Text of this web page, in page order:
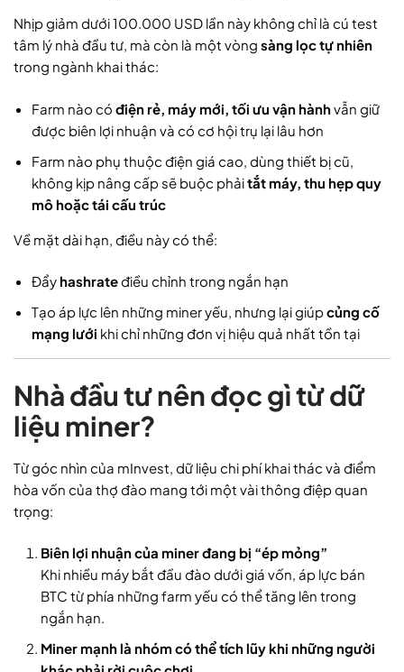
Nhịp giảm dưới 100.000 USD lần này không chỉ là cú test
tâm lý nhà đầu tư, mà còn là một vòng sàng lọc tự nhiên
trong ngành khai thác:
Farm nào có điện rẻ, máy mới, tối ưu vận hànhvẫn giữ
được biên lợi nhuận và có cơ hội trụ lại lâu hơn
Farm nào phụ thuộc điện giá cao, dùng thiết bị cũ,
không kịp nâng cấp sẽ buộc phảitắt máy, thu hẹp quy
mô hoặc tái cấu trúc
Về mặt dài hạn, điều này có thể:
Đẩy hashrateđiều chỉnh trong ngắn hạn
Tạo áp lực lên những miner yếu, nhưng lại giúpcủng cố
mạng lưới khi chỉ những đơn vị hiệu quả nhất tồn tại
Nhà đầu tư nên đọc gì từ dữ
liệu miner?
Từ góc nhìn của mInvest, dữ liệu chi phí khai thác và điểm
hòa vốn của thợ đào mang tới một vài thông điệp quan
trọng:
Biên lợi nhuận của miner đang bị “ép mỏng”
Khi nhiều máy bắt đầu đào dưới giá vốn, áp lực bán
BTC từ phía những farm yếu có thể tăng lên trong
ngắn hạn.
Miner mạnh là nhóm có thể tích lũy khi những người